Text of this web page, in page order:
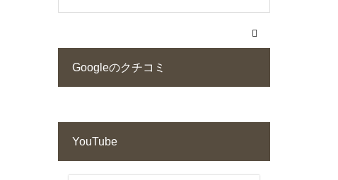
Googleのクチコミ
YouTube